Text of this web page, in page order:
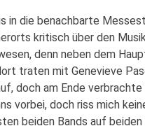
in die benachbarte
kritisch über den
denn neben dem
traten mit Genevieve
doch am Ende
vorbei, doch riss mich
beiden Bands auf